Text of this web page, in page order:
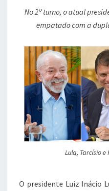
c
e
b
o
o
k
No 2º turno, o atual
empatado com a
Lula, Tarcísio e
O presidente Luiz Inácio